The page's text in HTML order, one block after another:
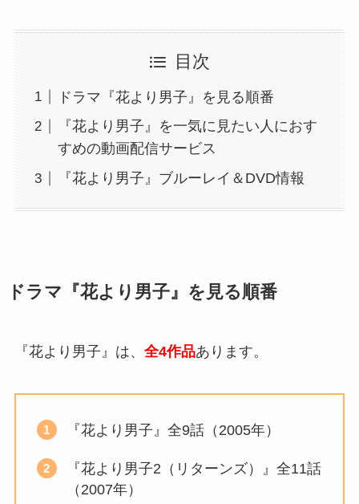
目次
ドラマ『花より男子』を見る順番
『花より男子』を一気に見たい人におす
すめの動画配信サービス
『花より男子』ブルーレイ＆DVD情報
ドラマ『花より男子』を見る順番
『花より男子』は、 全4作品あります。
『花より男子』全9話（2005年）
『花より男子2（リターンズ）』全11話
（2007年）